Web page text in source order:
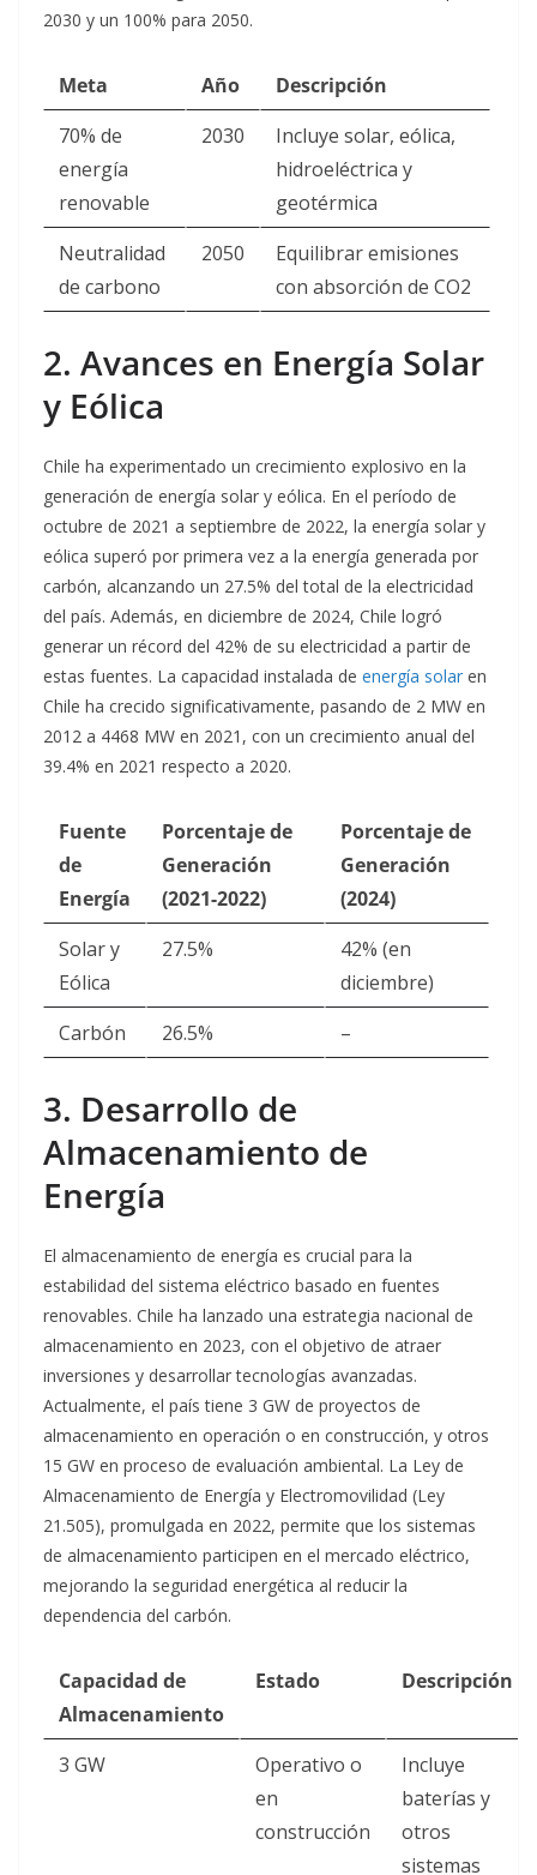
2030 y un 100% para 2050.
Meta Año
Descripción
70% de
energía
renovable
2030
Incluye solar, eólica,
hidroeléctrica y
geotérmica
Neutralidad
de carbono
2050
Equilibrar emisiones
con absorción de CO2
2. Avances en Energía Solar
y Eólica
Chile ha experimentado un crecimiento explosivo en la
generación de energía solar y eólica. En el período de
octubre de 2021 a septiembre de 2022, la energía solar y
eólica superó por primera vez a la energía generada por
carbón, alcanzando un 27.5% del total de la electricidad
del país. Además, en diciembre de 2024, Chile logró
generar un récord del 42% de su electricidad a partir de
estas fuentes. La capacidad instalada de energía solar en
Chile ha crecido significativamente, pasando de 2 MW en
2012 a 4468 MW en 2021, con un crecimiento anual del
39.4% en 2021 respecto a 2020.
Fuente
de
Energía
Porcentaje de
Generación
(2021-2022)
Porcentaje de
Generación
(2024)
Solar y
Eólica
27.5%
42% (en
diciembre)
Carbón
26.5% –
3. Desarrollo de
Almacenamiento de
Energía
El almacenamiento de energía es crucial para la
estabilidad del sistema eléctrico basado en fuentes
renovables. Chile ha lanzado una estrategia nacional de
almacenamiento en 2023, con el objetivo de atraer
inversiones y desarrollar tecnologías avanzadas.
Actualmente, el país tiene 3 GW de proyectos de
almacenamiento en operación o en construcción, y otros
15 GW en proceso de evaluación ambiental. La Ley de
Almacenamiento de Energía y Electromovilidad (Ley
21.505), promulgada en 2022, permite que los sistemas
de almacenamiento participen en el mercado eléctrico,
mejorando la seguridad energética al reducir la
dependencia del carbón.
Capacidad de
Almacenamiento
Estado Descripción
3 GW
Operativo o
en
construcción
Incluye
baterías y
otros
sistemas